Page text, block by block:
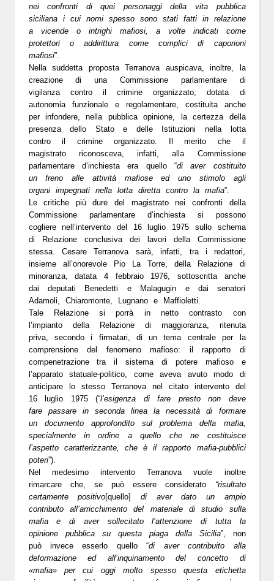
nei confronti di quei personaggi della vita pubblica
siciliana i cui nomi spesso sono stati fatti in relazione
a vicende o intrighi mafiosi, a volte indicati come
protettori o addirittura come complici di caporioni
mafiosi”.
Nella suddetta proposta Terranova auspicava, inoltre, la
creazione di una Commissione parlamentare di
vigilanza contro il crimine organizzato, dotata di
autonomia funzionale e regolamentare, costituita anche
per infondere, nella pubblica opinione, la certezza della
presenza dello Stato e delle Istituzioni nella lotta
contro il crimine organizzato. Il merito che il
magistrato riconosceva, infatti, alla Commissione
parlamentare d’inchiesta era quello “di aver costituito
un freno alle attività mafiose ed uno stimolo agli
organi impegnati nella lotta diretta contro la mafia”.
Le critiche più dure del magistrato nei confronti della
Commissione parlamentare d’inchiesta si possono
cogliere nell’intervento del 16 luglio 1975 sullo schema
di Relazione conclusivadei lavori della Commissione
stessa. Cesare Terranova sarà, infatti, tra i redattori,
insieme all’onorevole Pio La Torre, della Relazione di
minoranza, datata 4 febbraio 1976, sottoscritta anche
dai deputati Benedetti e Malagugin e dai senatori
Adamoli, Chiaromonte, Lugnano e Maffioletti.
Tale Relazione si porrà in netto contrasto con
l’impianto della Relazione di maggioranza, ritenuta
priva, secondo i firmatari, di un tema centrale per la
comprensione del fenomeno mafioso: il rapporto di
compenetrazione tra il sistema di potere mafioso e
l’apparato statuale-politico, come aveva avuto modo di
anticipare lo stesso Terranova nel citato intervento del
16 luglio 1975 (“l’esigenza di fare presto non deve
fare passare in seconda linea la necessità di formare
un documento approfondito sul problema della mafia,
specialmente in ordine a quello che ne costituisce
l’aspetto caratterizzante, che è il rapporto mafia-pubblici
poteri”).
Nel medesimo intervento Terranova vuole inoltre
rimarcare che, se può essere considerato “risultato
certamente positivo[quello] di aver dato un ampio
contributo all’arricchimento del materiale di studio sulla
mafia e di aver sollecitato l’attenzione di tutta la
opinione pubblica su questa piaga della Sicilia”, non
può invece esserlo quello “di aver contribuito alla
deformazione ed all’inquinamento del concetto di
«mafia» per cui oggi molto spesso questa etichetta